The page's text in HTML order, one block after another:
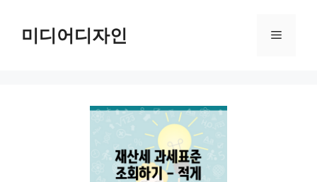
미디어디자인 메